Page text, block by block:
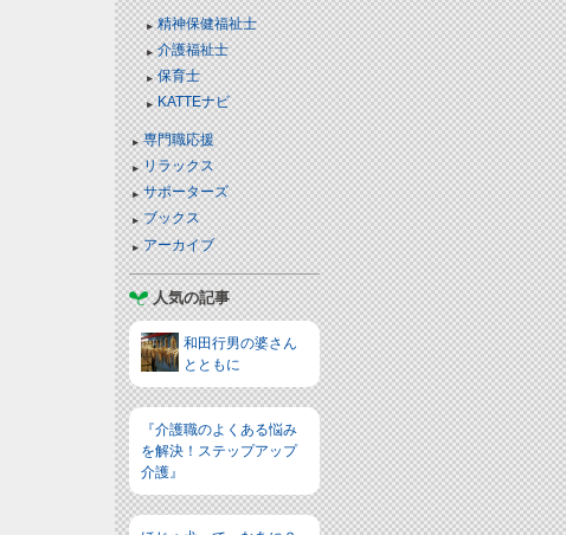
精神保健福祉士
介護福祉士
保育士
KATTEナビ
専門職応援
リラックス
サポーターズ
ブックス
アーカイブ
人気の記事
和田行男の婆さん
とともに
『介護職のよくある悩み
を解決！ステップアップ
介護』